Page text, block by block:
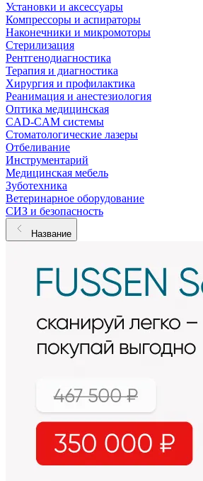
Установки и аксессуары
Компрессоры и аспираторы
Наконечники и микромоторы
Стерилизация
Рентгенодиагностика
Терапия и диагностика
Хирургия и профилактика
Реанимация и анестезиология
Оптика медицинская
CAD-CAM системы
Стоматологические лазеры
Отбеливание
Инструментарий
Медицинская мебель
Зуботехника
Ветеринарное оборудование
СИЗ и безопасность
Название